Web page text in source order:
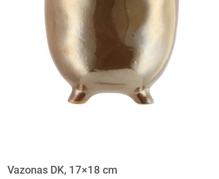
Vazonas DK, 17×18 cm